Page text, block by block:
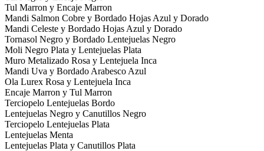
Tul Marron y Encaje Marron
Mandi Salmon Cobre y Bordado Hojas Azul y Dorado
Mandi Celeste y Bordado Hojas Azul y Dorado
Tornasol Negro y Bordado Lentejuelas Negro
Moli Negro Plata y Lentejuelas Plata
Muro Metalizado Rosa y Lentejuela Inca
Mandi Uva y Bordado Arabesco Azul
Ola Lurex Rosa y Lentejuela Inca
Encaje Marron y Tul Marron
Terciopelo Lentejuelas Bordo
Lentejuelas Negro y Canutillos Negro
Terciopelo Lentejuelas Plata
Lentejuelas Menta
Lentejuelas Plata y Canutillos Plata